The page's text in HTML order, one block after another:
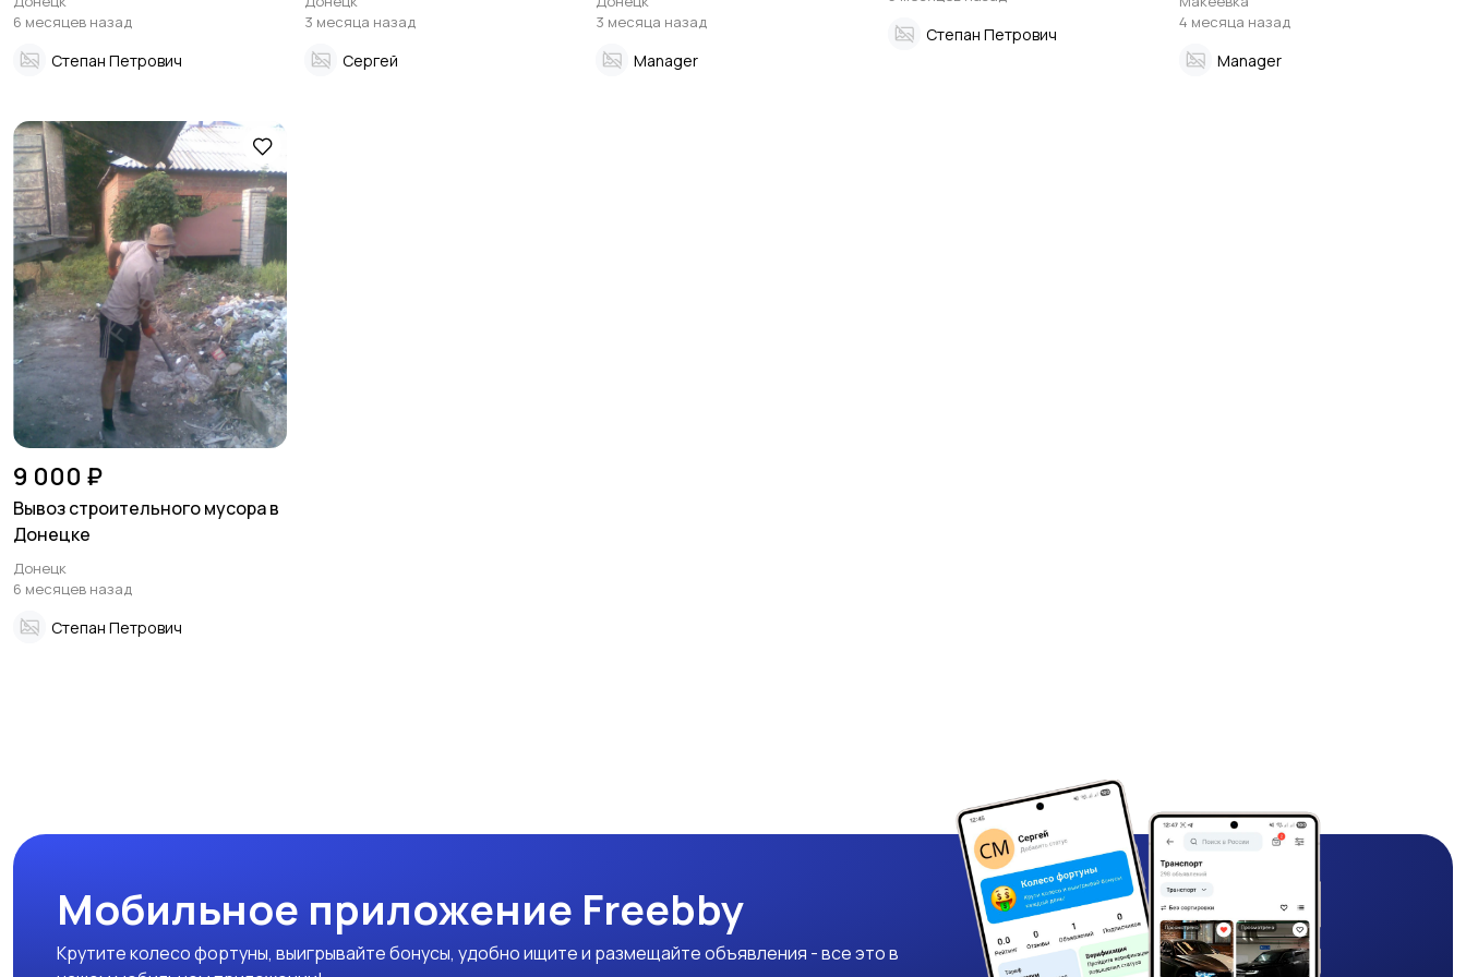
6 месяцев назад
Степан Петрович
3 месяца назад
Сергей
3 месяца назад
Manager
Степан Петрович
4 месяца назад
Manager
9 000 ₽
Вывоз строительного мусора в
Донецке
Донецк
6 месяцев назад
Степан Петрович
Мобильное приложение Freebby
Крутите колесо фортуны, выигрывайте бонусы, удобно ищите и размещайте объявления - все это в